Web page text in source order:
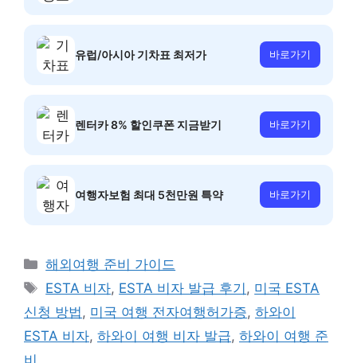
유럽/아시아 기차표 최저가 바로가기
렌터카 8% 할인쿠폰 지금받기 바로가기
여행자보험 최대 5천만원 특약 바로가기
카
테
리
해외여행 준비 가이드
태
그
ESTA 비자, ESTA 비자 발급 후기 , 미국 ESTA
신청 방법 , 미국 여행 전자여행허가증, 하와이
ESTA 비자, 하와이 여행 비자 발급, 하와이 여행 준
비